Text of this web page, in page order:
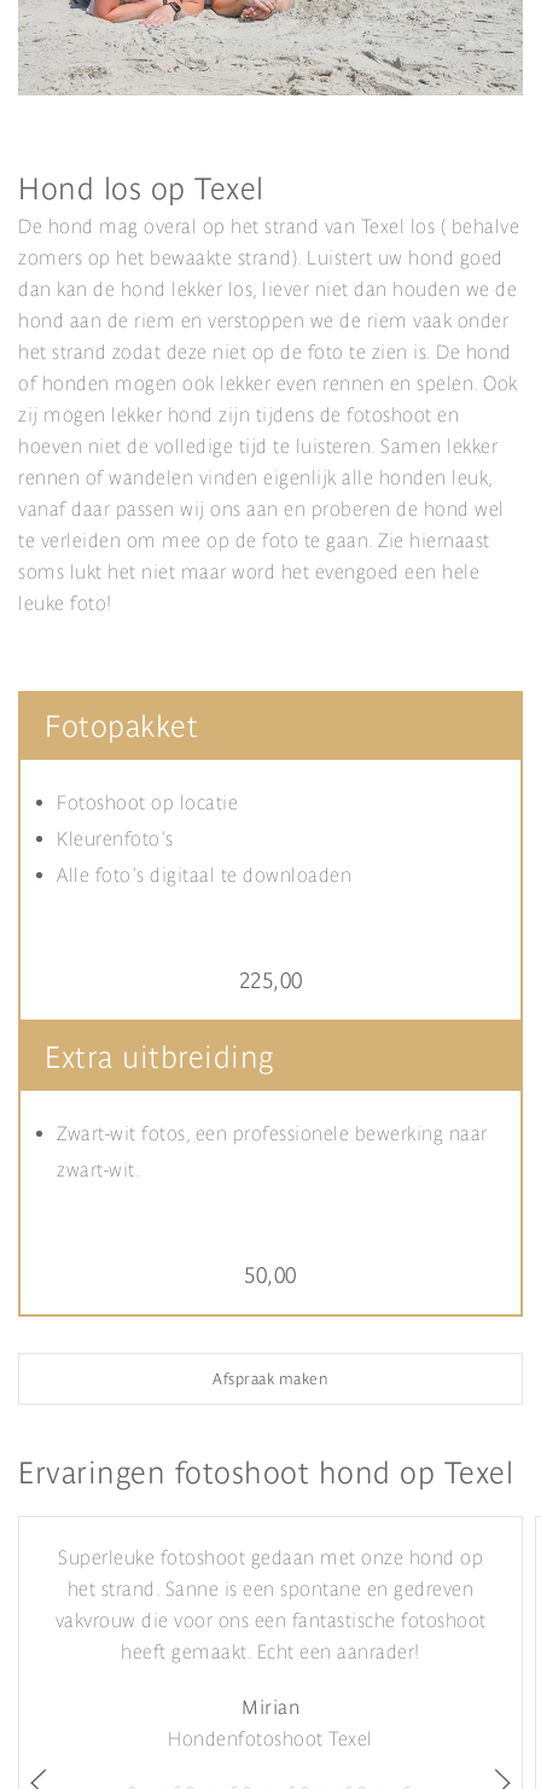
Hond los op Texel
De hond mag overal op het strand van Texel los ( behalve
zomers op het bewaakte strand). Luistert uw hond goed
dan kan de hond lekker los, liever niet dan houden we de
hond aan de riem en verstoppen we de riem vaak onder
het strand zodat deze niet op de foto te zien is. De hond
of honden mogen ook lekker even rennen en spelen. Ook
zij mogen lekker hond zijn tijdens de fotoshoot en
hoeven niet de volledige tijd te luisteren. Samen lekker
rennen of wandelen vinden eigenlijk alle honden leuk,
vanaf daar passen wij ons aan en proberen de hond wel
te verleiden om mee op de foto te gaan. Zie hiernaast
soms lukt het niet maar word het evengoed een hele
leuke foto!
Fotopakket
Fotoshoot op locatie
Kleurenfoto's
Alle foto's digitaal te downloaden
225,00
Extra uitbreiding
Zwart-wit fotos, een professionele bewerking naar
zwart-wit.
50,00
Afspraak maken
Ervaringen fotoshoot hond op Texel
Superleuke fotoshoot gedaan met onze hond op
het strand. Sanne is een spontane en gedreven
vakvrouw die voor ons een fantastische fotoshoot
heeft gemaakt. Echt een aanrader!
Mirian
Hondenfotoshoot Texel